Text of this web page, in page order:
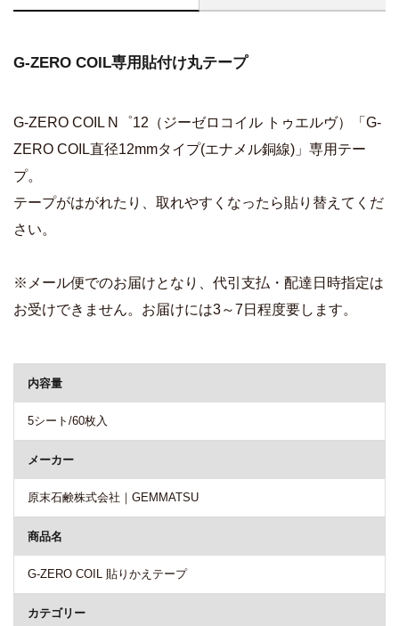
G-ZERO COIL専用貼付け丸テープ
G-ZERO COIL N゜12（ジーゼロコイル トゥエルヴ）「G-
ZERO COIL直径12mmタイプ(エナメル銅線)」専用テー
プ。
テープがはがれたり、取れやすくなったら貼り替えてくだ
さい。
※メール便でのお届けとなり、代引支払・配達日時指定は
お受けできません。お届けには3～7日程度要します。
内容量
5シート/60枚入
メーカー
原末石鹸株式会社｜GEMMATSU
商品名
G-ZERO COIL 貼りかえテープ
カテゴリー